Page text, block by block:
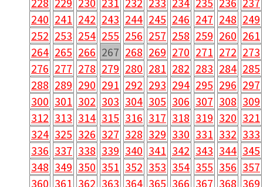
240 241 242 243 244 245 246 247 248 249
252 253 254 255 256 257 258 259 260 261
264 265 266 267 268 269 270 271 272 273
276 277 278 279 280 281 282 283 284 285
288 289 290 291 292 293 294 295 296 297
300 301 302 303 304 305 306 307 308 309
312 313 314 315 316 317 318 319 320 321
324 325 326 327 328 329 330 331 332 333
336 337 338 339 340 341 342 343 344 345
348 349 350 351 352 353 354 355 356 357
360 361 362 363 364 365 366 367 368 369